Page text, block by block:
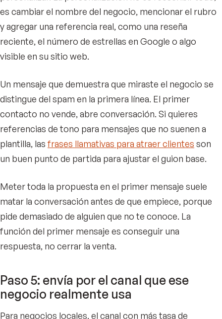
es cambiar el nombre del negocio, mencionar el rubro
y agregar una referencia real, como una reseña
reciente, el número de estrellas en Google o algo
visible en su sitio web.
Un mensaje que demuestra que miraste el negocio se
distingue del spam en la primera línea. El primer
contacto no vende, abre conversación. Si quieres
referencias de tono para mensajes que no suenen a
plantilla, las frases llamativas para atraer clientes son
un buen punto de partida para ajustar el guion base.
Meter toda la propuesta en el primer mensaje suele
matar la conversación antes de que empiece, porque
pide demasiado de alguien que no te conoce. La
función del primer mensaje es conseguir una
respuesta, no cerrar la venta.
Paso 5: envía por el canal que ese
negocio realmente usa
Para negocios locales, el canal con más tasa de